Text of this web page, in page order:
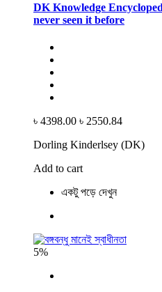
DK Knowledge
never seen it before
৳ 4398.00 ৳ 2550.84
Dorling Kinderlsey (DK)
Add to cart
একটু পড়ে দেখুন
5%